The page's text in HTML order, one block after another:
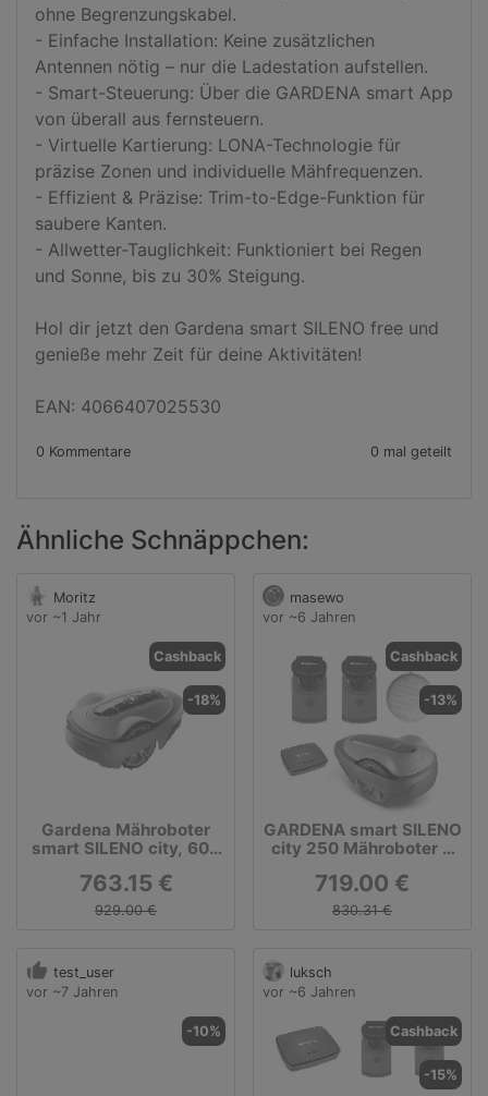
ohne Begrenzungskabel.
- Einfache Installation: Keine zusätzlichen
Antennen nötig – nur die Ladestation aufstellen.
- Smart-Steuerung: Über die GARDENA smart App
von überall aus fernsteuern.
- Virtuelle Kartierung: LONA-Technologie für
präzise Zonen und individuelle Mähfrequenzen.
- Effizient & Präzise: Trim-to-Edge-Funktion für
saubere Kanten.
- Allwetter-Tauglichkeit: Funktioniert bei Regen
und Sonne, bis zu 30% Steigung.
Hol dir jetzt den Gardena smart SILENO free und
genieße mehr Zeit für deine Aktivitäten!
EAN: 4066407025530
0 Kommentare 0 mal geteilt
Ähnliche Schnäppchen:
Moritz
vor ~1 Jahr
Cashback
-18%
Gardena Mähroboter
smart SILENO city, 600
763.15 €
929.00 €
masewo
vor ~6 Jahren
Cashback
-13%
GARDENA smart SILENO
city 250 Mähroboter +
Google Nest Mini kaufen
| tink
719.00 €
830.31 €
test_user
vor ~7 Jahren
-10%
luksch
vor ~6 Jahren
Cashback
-15%